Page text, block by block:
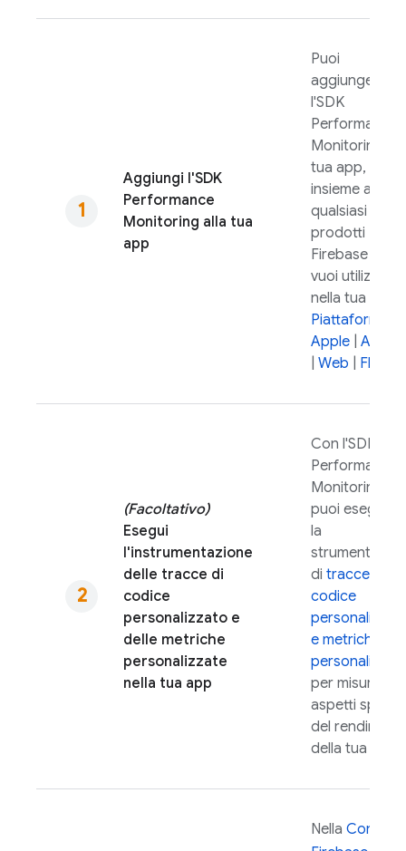
Aggiungi l'SDK
Performance
Monitoring alla tua
app
Puoi
aggiungere
l'SDK
Performance
Monitoring
tua app,
insieme a
qualsiasi altro
prodotti
Firebase che
vuoi utilizzare
nella tua app.
Piattaforme
Apple
Web Flutter
(Facoltativo)
Esegui
l'instrumentazione
delle tracce di
codice
personalizzato e
delle metriche
personalizzate
nella tua app
Con l'SDK
Performance
Monitoring
puoi eseguire
la
di tracce di
codice
e metriche
per misurare
aspetti
del
della tua app.
Nella Console